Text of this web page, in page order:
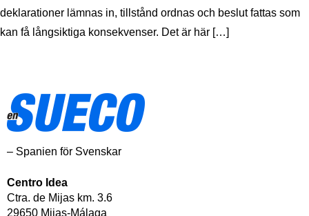
deklarationer lämnas in, tillstånd ordnas och beslut fattas som
kan få långsiktiga konsekvenser. Det är här […]
– Spanien för Svenskar
Centro Idea
Ctra. de Mijas km. 3.6
29650 Mijas-Málaga